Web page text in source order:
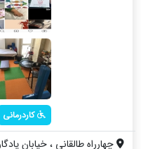
کاردرمانی
چهارراه طالقانی ، خیابان